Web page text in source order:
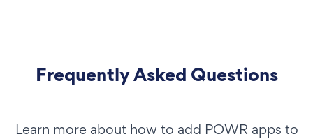
Frequently Asked Questions
Learn more about how to add POWR apps to